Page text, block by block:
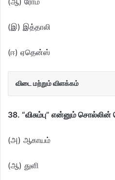
(இ) இத்தாலி
(ஈ) ஏதென்ஸ்
விடை மற்றும் விளக்கம்
38. “விசும்பு” என்னும்
(அ) ஆகாயம்
(ஆ) துளி